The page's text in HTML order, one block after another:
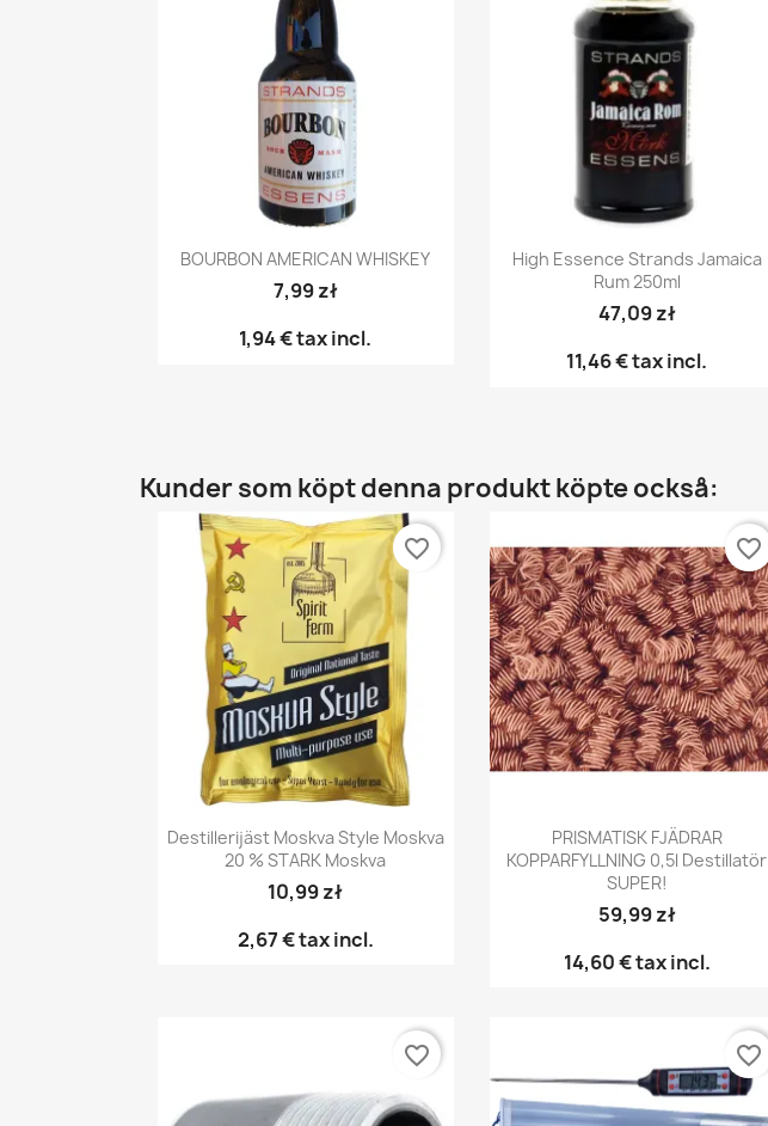
Snabbvy
BOURBON AMERICAN WHISKEY
7,99 zł
1,94 €tax incl.
Snabbvy
High Essence Strands Jamaica
Rum 250ml
47,09 zł
11,46 €tax incl.
Kunder som köpt denna produkt köpte också:
Snabbvy
Destillerijäst Moskva Style Moskva
20 % STARK Moskva
10,99 zł
2,67 €tax incl.
favorite_border
Snabbvy
PRISMATISK FJÄDRAR
KOPPARFYLLNING 0,5l Destillatör
SUPER!
59,99 zł
14,60 €tax incl.
favorite_border
favorite_border favorite_border